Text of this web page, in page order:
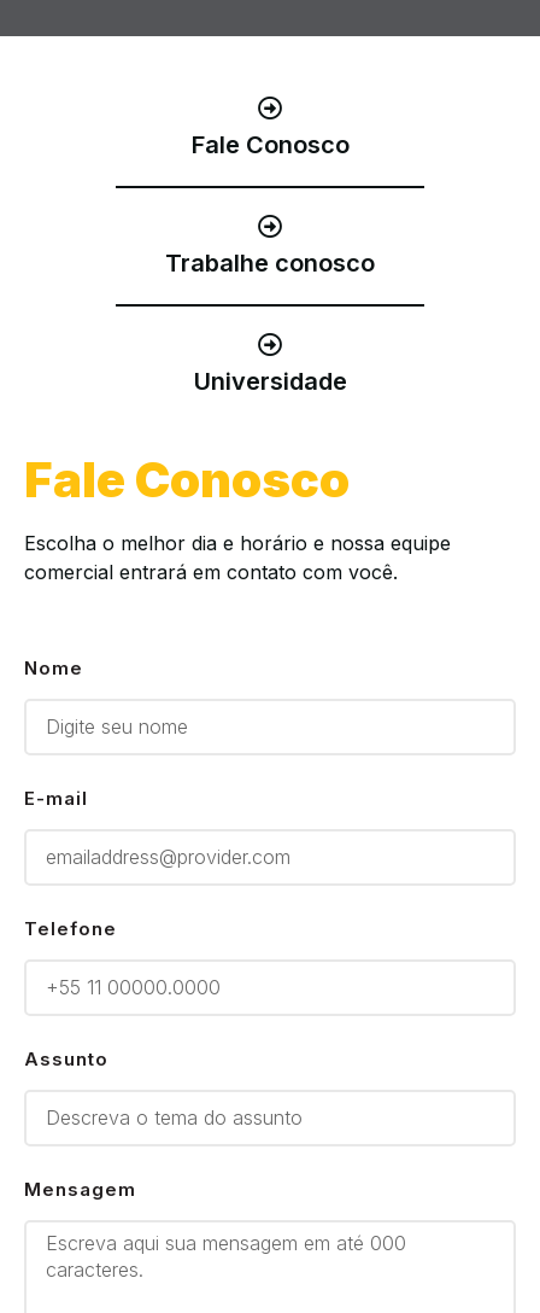
Fale Conosco
Trabalhe conosco
Universidade
Fale Conosco
Escolha o melhor dia e horário e nossa equipe
comercial entrará em contato com você.
Nome
E-mail
Telefone
Assunto
Mensagem